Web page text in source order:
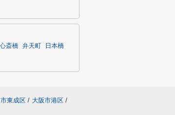
心斎橋 弁天町
日本橋
東成区 / 大阪市港区 /